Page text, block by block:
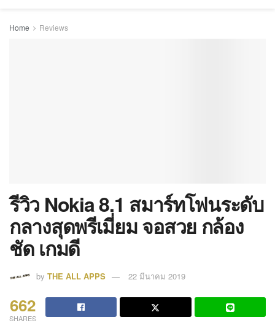
Home Reviews
รีวิว Nokia 8.1 สมาร์ทโฟนระดับ
กลางสุดพรีเมี่ยม จอสวย กล้อง
ชัด เกมดี
by THE ALL APPS 22 มีนาคม 2019
662
SHARES